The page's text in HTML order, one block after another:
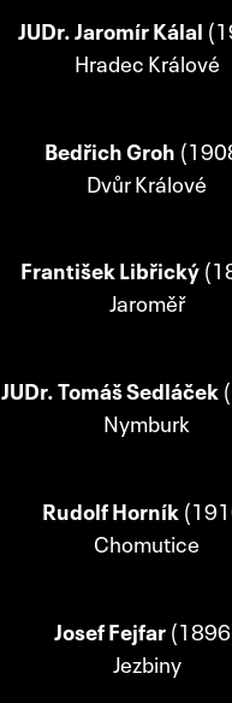
JUDr. Jaromír Kálal
Hradec Králové
Bedřich Groh
Dvůr Králové
František Libřický
Jaroměř
JUDr. Tomáš Sedláček
Nymburk
Rudolf Horník
Chomutice
Josef Fejfar
Jezbiny